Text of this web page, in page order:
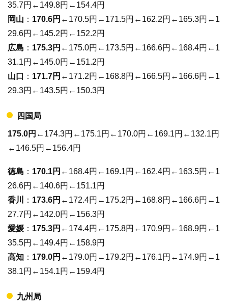
35.7円←149.8円←154.4円
岡山 ： 170.6円 ←170.5円←171.5円←162.2円←165.3円←1
29.6円←145.2円←152.2円
広島 ： 175.3円 ←175.0円←173.5円←166.6円←168.4円←1
31.1円←145.0円←151.2円
山口
： 171.7円 ←171.2円←168.8円←166.5円←166.6円←1
29.3円←143.5円←150.3円
四国局
175.0円 ←174.3円←175.1円←170.0円←169.1円←132.1円
←146.5円←156.4円
徳島 ： 170.1円 ←168.4円←169.1円←162.4円←163.5円←1
26.6円←140.6円←151.1円
香川
： 173.6円 ←172.4円←175.2円←168.8円←166.6円←1
27.7円←142.0円←156.3円
愛媛 ： 175.3円 ←174.4円←175.8円←170.9円←168.9円←1
35.5円←149.4円←158.9円
高知 ： 179.0円 ←179.0円←179.2円←176.1円←174.9円←1
38.1円←154.1円←159.4円
九州局